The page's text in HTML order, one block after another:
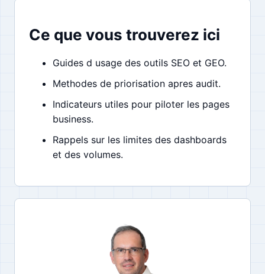
Ce que vous trouverez ici
Guides d usage des outils SEO et GEO.
Methodes de priorisation apres audit.
Indicateurs utiles pour piloter les pages
business.
Rappels sur les limites des dashboards
et des volumes.